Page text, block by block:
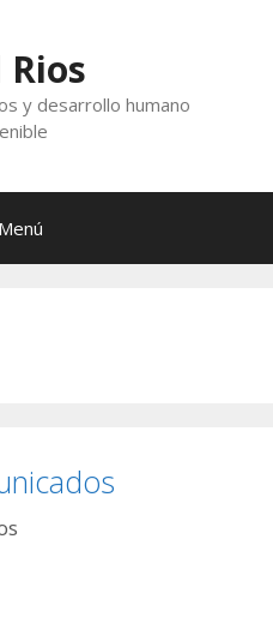
Rios
y desarrollo humano
Menú